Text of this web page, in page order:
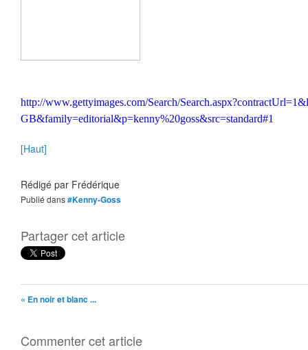
http://www.gettyimages.com/Search/
GB&family=editorial&p=kenny%20goss&src=standard#1
[Haut]
Rédigé par Frédérique
Publié dans#Kenny-Goss
Partager cet article
« En noir et blanc ...
Commenter cet article